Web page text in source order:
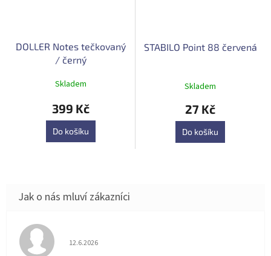
DOLLER Notes tečkovaný
/ černý
Průměrné
hodnocení
je
4,9
z
Skladem
399 Kč
Do košíku
STABILO Point 88 červená
Skladem
27 Kč
Do košíku
Hodnocení obchodu je 5 z 5 hvězdiček.
12.6.2026